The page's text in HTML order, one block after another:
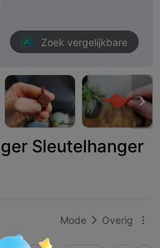
Zoek vergelijkbare

Sleutelhanger
Mode  Overig 